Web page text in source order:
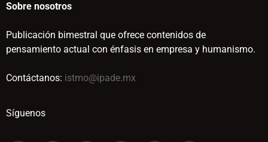
Sobre nosotros
Publicación bimestral que ofrece contenidos de
pensamiento actual con énfasis en empresa y humanismo.
Contáctanos: istmo@ipade.mx
Síguenos